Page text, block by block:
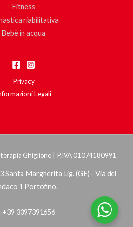
Fitness
riabilitativa
Bebè in acqua
Privacy
Legali
Ghiglione | P.IVA 01074180991
Santa Margherita Lig. (GE) - Via del
1 Portofino.
+39 3397391656